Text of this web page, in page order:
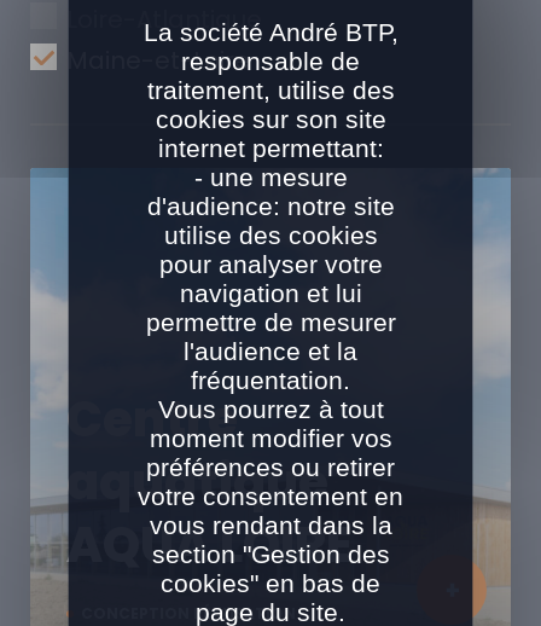
Loire-Atlantique
Maine-et-Loire
CONCEPTION RÉALISATION
Centre
aquatique
AQUA LOIRE
La société André BTP,
responsable de
traitement, utilise des
cookies sur son site
internet permettant:
- une mesure
d'audience: notre site
utilise des cookies
pour analyser votre
navigation et lui
permettre de mesurer
l'audience et la
fréquentation.
Vous pourrez à tout
moment modifier vos
préférences ou retirer
votre consentement en
vous rendant dans la
section "Gestion des
cookies" en bas de
page du site.